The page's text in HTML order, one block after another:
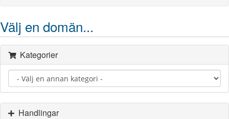
Välj en domän...
Kategorier
Handlingar